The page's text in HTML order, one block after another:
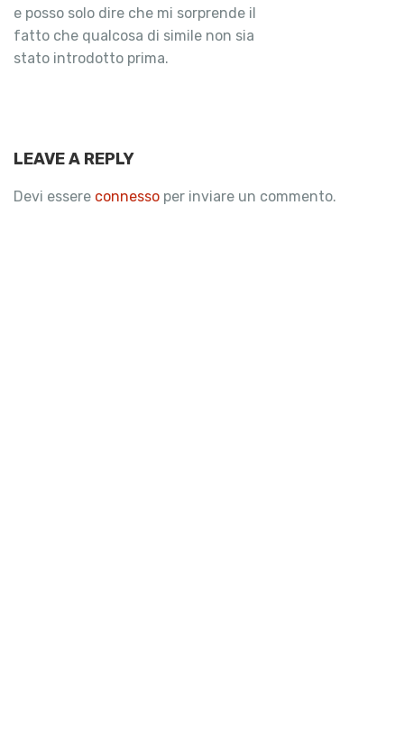
e posso solo dire che mi sorprende il
fatto che qualcosa di simile non sia
stato introdotto prima.
LEAVE A REPLY
Devi essere connesso per inviare un commento.